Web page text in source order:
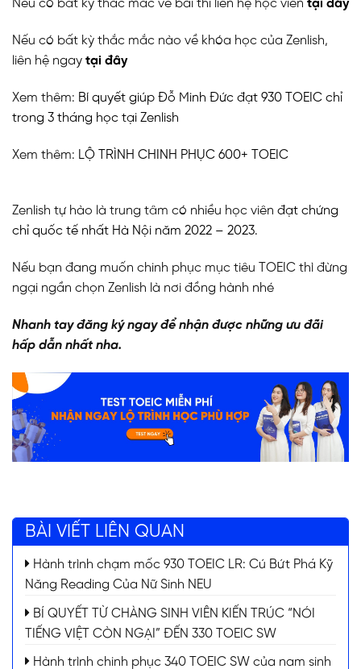
Nếu có bất kỳ thắc mắc về bài thi liên hệ học viên tại đây
Nếu có bất kỳ thắc mắc nào về khóa học của Zenlish,
liên hệ ngay tại đây
Xem thêm: Bí quyết giúp Đỗ Minh Đức đạt 930 TOEIC chỉ
trong 3 tháng học tại Zenlish
Xem thêm: LỘ TRÌNH CHINH PHỤC 600+ TOEIC
Zenlish tự hào là trung tâm có nhiều học viên đạt chứng
chỉ quốc tế nhất Hà Nội năm 2022 – 2023.
Nếu bạn đang muốn chinh phục mục tiêu TOEIC thì đừng
ngại ngần chọn Zenlish là nơi đồng hành nhé
Nhanh tay đăng ký ngay để nhận được những ưu đãi
hấp dẫn nhất nha.
BÀI VIẾT LIÊN QUAN
Hành trình chạm mốc 930 TOEIC LR: Cú Bứt Phá Kỹ
Năng Reading Của Nữ Sinh NEU
BÍ QUYẾT TỪ CHÀNG SINH VIÊN KIẾN TRÚC “NÓI
TIẾNG VIỆT CÒN NGẠI” ĐẾN 330 TOEIC SW
Hành trình chinh phục 340 TOEIC SW của nam sinh